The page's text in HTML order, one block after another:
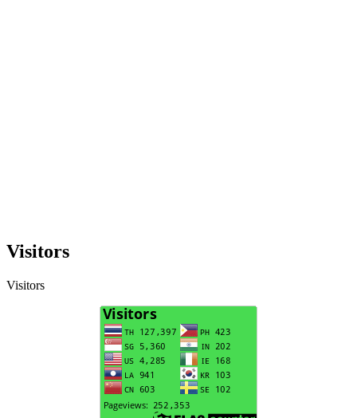
Visitors
Visitors